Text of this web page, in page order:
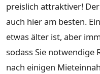
preislich attraktiver!
auch hier am besten.
etwas älter ist, aber
sodass Sie notwendige
nach einigen